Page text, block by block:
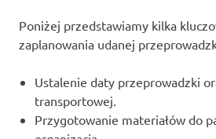
Poniżej przedstawiamy kilka
zaplanowania udanej
Ustalenie daty przeprowadzki
transportowej.
Przygotowanie materiałów do